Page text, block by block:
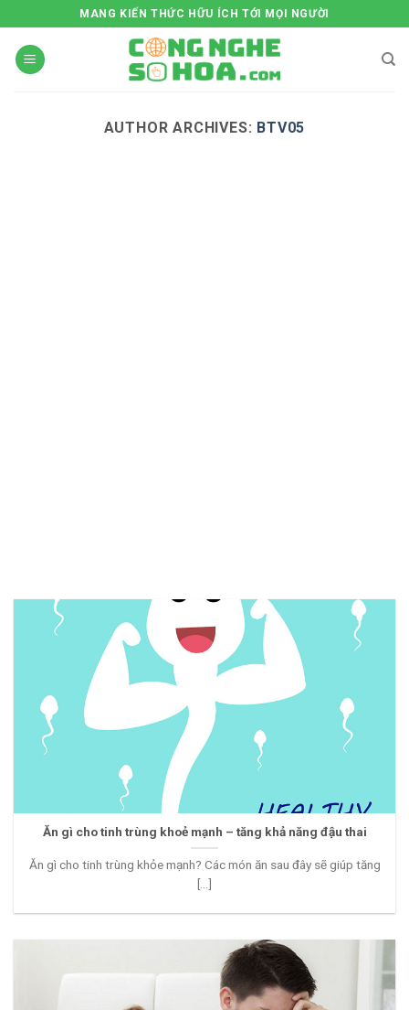
to
content
MANG KIẾN THỨC HỮU ÍCH TỚI MỌI NGƯỜI
AUTHOR ARCHIVES: BTV05
Ăn gì cho tinh trùng khoẻ mạnh – tăng khả năng đậu thai
Ăn gì cho tinh trùng khỏe mạnh? Các món ăn sau đây sẽ giúp tăng
[...]